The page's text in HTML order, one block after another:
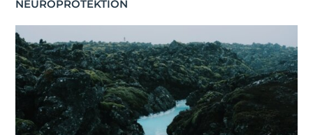
NEUROPROTEKTION